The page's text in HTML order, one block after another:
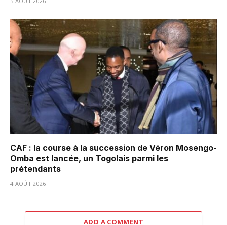
CAF : la course à la succession de Véron Mosengo-
Omba est lancée, un Togolais parmi les
prétendants
4 AOÛT 2026
ADD A COMMENT